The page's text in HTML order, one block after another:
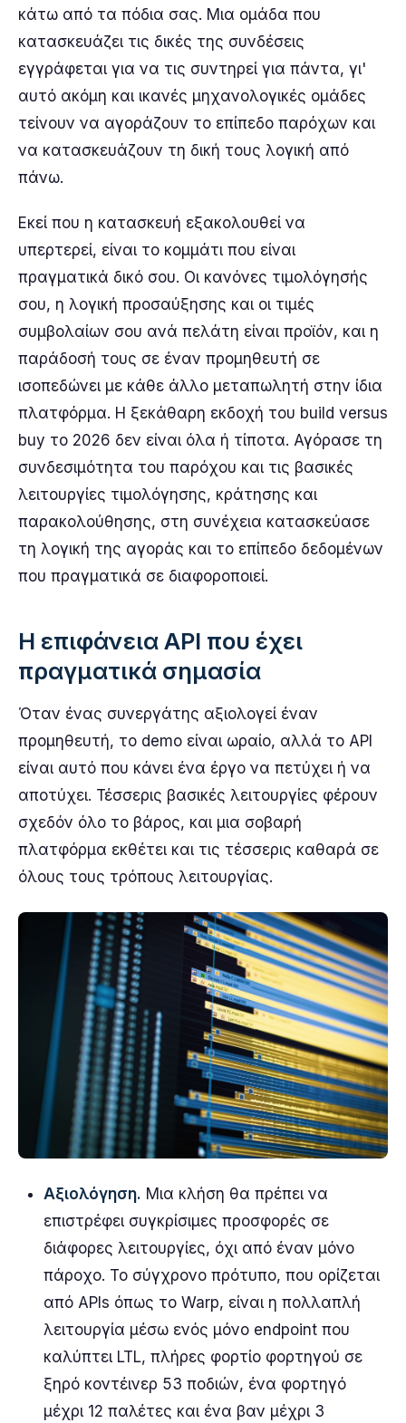
κάτω από τα πόδια σας. Μια ομάδα που
κατασκευάζει τις δικές της συνδέσεις
εγγράφεται για να τις συντηρεί για πάντα, γι'
αυτό ακόμη και ικανές μηχανολογικές ομάδες
τείνουν να αγοράζουν το επίπεδο παρόχων και
να κατασκευάζουν τη δική τους λογική από
πάνω.
Εκεί που η κατασκευή εξακολουθεί να
υπερτερεί, είναι το κομμάτι που είναι
πραγματικά δικό σου. Οι κανόνες τιμολόγησής
σου, η λογική προσαύξησης και οι τιμές
συμβολαίων σου ανά πελάτη είναι προϊόν, και η
παράδοσή τους σε έναν προμηθευτή σε
ισοπεδώνει με κάθε άλλο μεταπωλητή στην ίδια
πλατφόρμα. Η ξεκάθαρη εκδοχή του build versus
buy το 2026 δεν είναι όλα ή τίποτα. Αγόρασε τη
συνδεσιμότητα του παρόχου και τις βασικές
λειτουργίες τιμολόγησης, κράτησης και
παρακολούθησης, στη συνέχεια κατασκεύασε
τη λογική της αγοράς και το επίπεδο δεδομένων
που πραγματικά σε διαφοροποιεί.
Η επιφάνεια API που έχει
πραγματικά σημασία
Όταν ένας συνεργάτης αξιολογεί έναν
προμηθευτή, το demo είναι ωραίο, αλλά το API
είναι αυτό που κάνει ένα έργο να πετύχει ή να
αποτύχει. Τέσσερις βασικές λειτουργίες φέρουν
σχεδόν όλο το βάρος, και μια σοβαρή
πλατφόρμα εκθέτει και τις τέσσερις καθαρά σε
όλους τους τρόπους λειτουργίας.
Αξιολόγηση. Μια κλήση θα πρέπει να
επιστρέφει συγκρίσιμες προσφορές σε
διάφορες λειτουργίες, όχι από έναν μόνο
πάροχο. Το σύγχρονο πρότυπο, που ορίζεται
από APIs όπως το Warp, είναι η πολλαπλή
λειτουργία μέσω ενός μόνο endpoint που
καλύπτει LTL, πλήρες φορτίο φορτηγού σε
ξηρό κοντέινερ 53 ποδιών, ένα φορτηγό
μέχρι 12 παλέτες και ένα βαν μέχρι 3